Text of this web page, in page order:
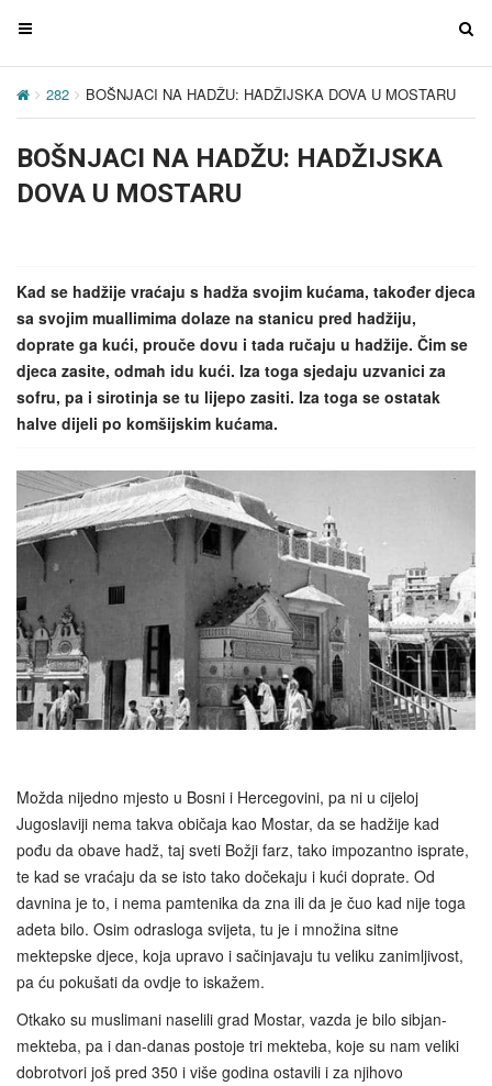
T
g
e
n
g
a
t
i
o
n
T
g
t
282 BOŠNJACI NA HADŽU: HADŽIJSKA DOVA U MOSTARU
BOŠNJACI NA HADŽU: HADŽIJSKA
DOVA U MOSTARU
Kad se hadžije vraćaju s hadža svojim kućama, također djeca
sa svojim muallimima dolaze na stanicu pred hadžiju,
doprate ga kući, prouče dovu i tada ručaju u hadžije. Čim se
djeca zasite, odmah idu kući. Iza toga sjedaju uzvanici za
sofru, pa i sirotinja se tu lijepo zasiti. Iza toga se ostatak
halve dijeli po komšijskim kućama.
Možda nijedno mjesto u Bosni i Hercegovini, pa ni u cijeloj
Jugoslaviji nema takva običaja kao Mostar, da se hadžije kad
pođu da obave hadž, taj sveti Božji farz, tako impozantno isprate,
te kad se vraćaju da se isto tako dočekaju i kući doprate. Od
davnina je to, i nema pamtenika da zna ili da je čuo kad nije toga
adeta bilo. Osim odrasloga svijeta, tu je i množina sitne
mektepske djece, koja upravo i sačinjavaju tu veliku zanimljivost,
pa ću pokušati da ovdje to iskažem.
Otkako su muslimani naselili grad Mostar, vazda je bilo sibjan-
mekteba, pa i dan-danas postoje tri mekteba, koje su nam veliki
dobrotvori još pred 350 i više godina ostavili i za njihovo